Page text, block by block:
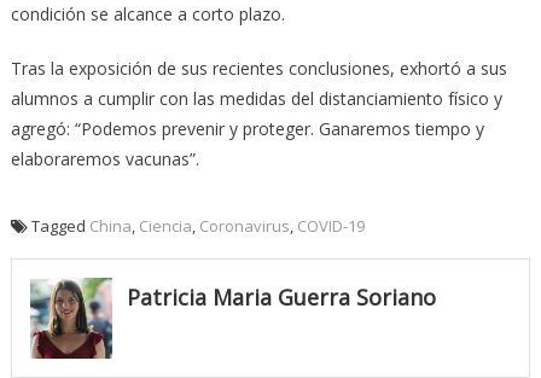
condición se alcance a corto plazo.
Tras la exposición de sus recientes conclusiones, exhortó a sus
alumnos a cumplir con las medidas del distanciamiento físico y
agregó: “Podemos prevenir y proteger. Ganaremos tiempo y
elaboraremos vacunas”.
Tagged China Ciencia Coronavirus COVID-19
Patricia Maria Guerra Soriano